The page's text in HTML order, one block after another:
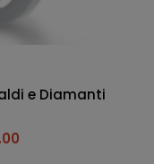
e Diamanti